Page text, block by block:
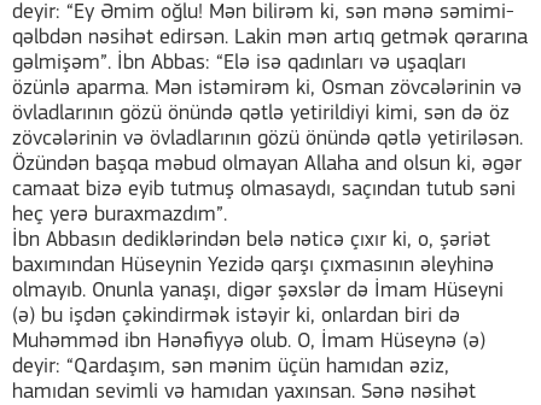
deyir: “Ey Əmim oğlu! Mən bilirəm ki, sən mənə səmimi-
qəlbdən nəsihət edirsən. Lakin mən artıq getmək qərarına
gəlmişəm”. İbn Abbas: “Elə isə qadınları və uşaqları
özünlə aparma. Mən istəmirəm ki, Osman zövcələrinin və
övladlarının gözü önündə qətlə yetirildiyi kimi, sən də öz
zövcələrinin və övladlarının gözü önündə qətlə yetiriləsən.
Özündən başqa məbud olmayan Allaha and olsun ki, əgər
camaat bizə eyib tutmuş olmasaydı, saçından tutub səni
heç yerə buraxmazdım”.
İbn Abbasın dediklərindən belə nəticə çıxır ki, o, şəriət
baxımından Hüseynin Yezidə qarşı çıxmasının əleyhinə
olmayıb. Onunla yanaşı, digər şəxslər də İmam Hüseyni
(ə) bu işdən çəkindirmək istəyir ki, onlardan biri də
Muhəmməd ibn Hənəfiyyə olub. O, İmam Hüseynə (ə)
deyir: “Qardaşım, sən mənim üçün hamıdan əziz,
hamıdan sevimli və hamıdan yaxınsan. Sənə nəsihət